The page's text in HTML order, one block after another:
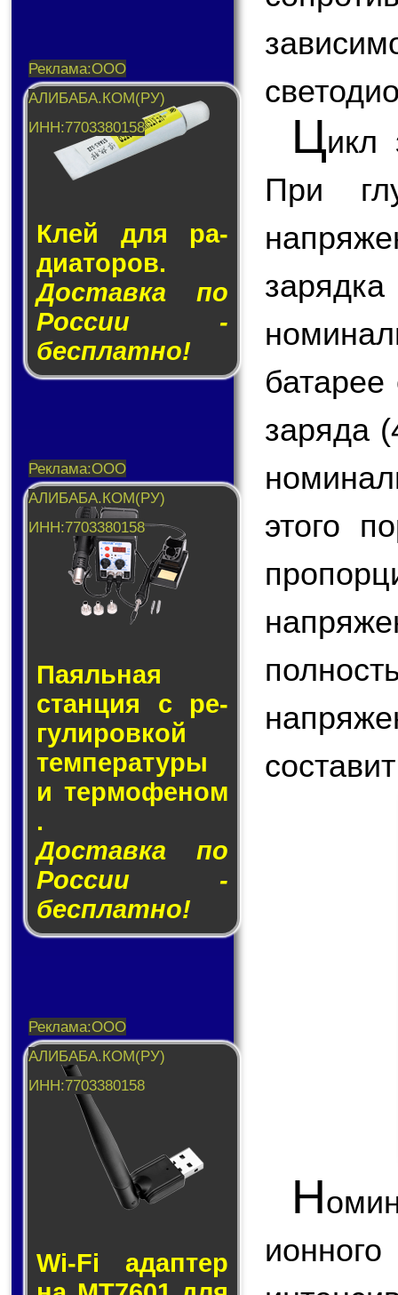
Клей для ра­
ди­а­то­ров.
Доставка по
России -
бесплатно!
Паяльная
стан­ция с ре­
гу­ли­ров­кой
тем­пе­ра­ту­ры
и тер­мо­фе­ном
.
Доставка по
России -
бесплатно!
Wi-Fi адап­тер
Цикл
При
батарее
заряда
этого
Н